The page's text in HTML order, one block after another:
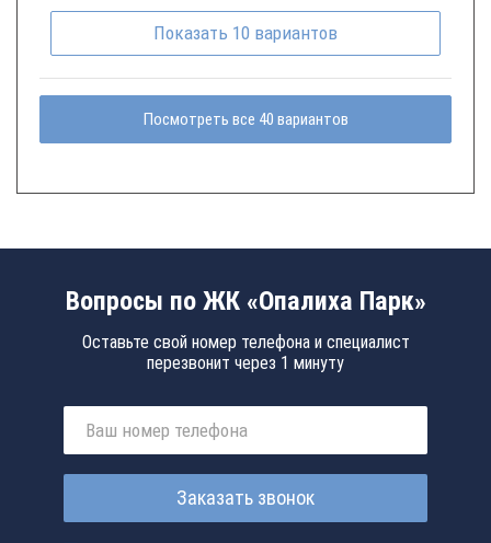
Показать 10 вариантов
Посмотреть все 40 вариантов
Вопросы по ЖК «Опалиха Парк»
Оставьте свой номер телефона и специалист
перезвонит через 1 минуту
Заказать звонок